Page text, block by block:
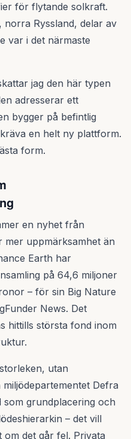
för flytande solkraft.
norra Ryssland, delar av
var i det närmaste
jag den här typen
adresserar ett
bygger på befintlig
en helt ny plattform.
form.
en nyhet från
uppmärksamhet än
Earth har
på 64,6 miljoner
– för sin Big Nature
News. Det
hittills största fond inom
utan
Defra
som grundplacering och
– det vill
om det går fel. Privata